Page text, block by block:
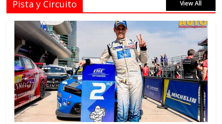
Pista y Circuito View All